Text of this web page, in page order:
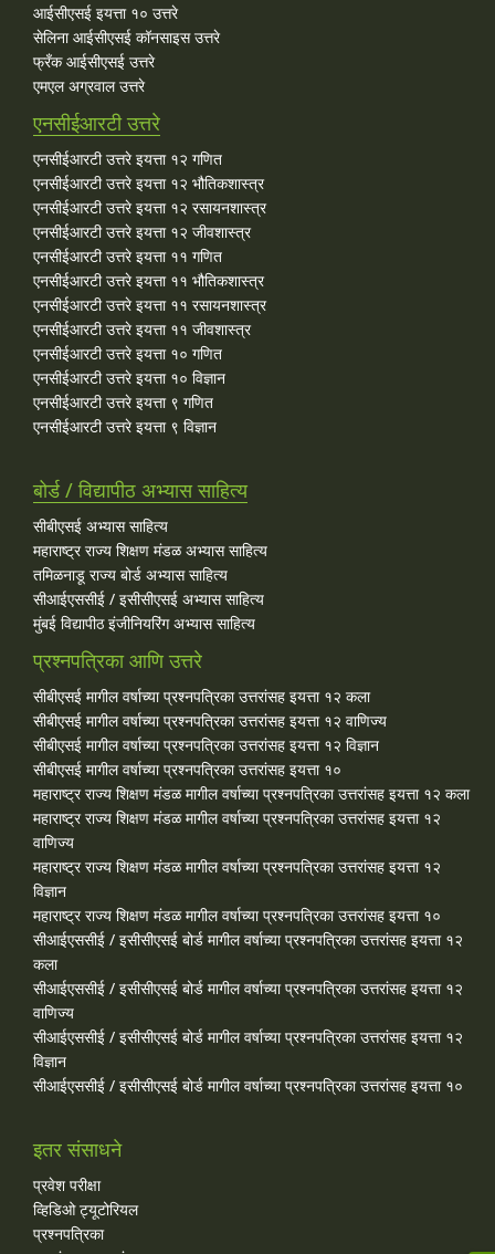
आईसीएसई इयत्ता १० उत्तरे
सेलिना आईसीएसई कॉनसाइस उत्तरे
फ्रँक आईसीएसई उत्तरे
एमएल अग्रवाल उत्तरे
एनसीईआरटी उत्तरे
एनसीईआरटी उत्तरे इयत्ता १२ गणित
एनसीईआरटी उत्तरे इयत्ता १२ भौतिकशास्त्र
एनसीईआरटी उत्तरे इयत्ता १२ रसायनशास्त्र
एनसीईआरटी उत्तरे इयत्ता १२ जीवशास्त्र
एनसीईआरटी उत्तरे इयत्ता ११ गणित
एनसीईआरटी उत्तरे इयत्ता ११ भौतिकशास्त्र
एनसीईआरटी उत्तरे इयत्ता ११ रसायनशास्त्र
एनसीईआरटी उत्तरे इयत्ता ११ जीवशास्त्र
एनसीईआरटी उत्तरे इयत्ता १० गणित
एनसीईआरटी उत्तरे इयत्ता १० विज्ञान
एनसीईआरटी उत्तरे इयत्ता ९ गणित
एनसीईआरटी उत्तरे इयत्ता ९ विज्ञान
बोर्ड / विद्यापीठ अभ्यास साहित्य
सीबीएसई अभ्यास साहित्य
महाराष्ट्र राज्य शिक्षण मंडळ अभ्यास साहित्य
तमिळनाडू राज्य बोर्ड अभ्यास साहित्य
सीआईएससीई / इसीसीएसई अभ्यास साहित्य
मुंबई विद्यापीठ इंजीनियरिंग अभ्यास साहित्य
प्रश्नपत्रिका आणि उत्तरे
सीबीएसई मागील वर्षाच्या प्रश्‍नपत्रिका उत्तरांसह इयत्ता १२ कला
सीबीएसई मागील वर्षाच्या प्रश्‍नपत्रिका उत्तरांसह इयत्ता १२ वाणिज्य
सीबीएसई मागील वर्षाच्या प्रश्‍नपत्रिका उत्तरांसह इयत्ता १२ विज्ञान
सीबीएसई मागील वर्षाच्या प्रश्‍नपत्रिका उत्तरांसह इयत्ता १०
महाराष्ट्र राज्य शिक्षण मंडळ मागील वर्षाच्या प्रश्‍नपत्रिका उत्तरांसह इयत्ता १२ कला
महाराष्ट्र राज्य शिक्षण मंडळ मागील वर्षाच्या प्रश्‍नपत्रिका उत्तरांसह इयत्ता १२
वाणिज्य
महाराष्ट्र राज्य शिक्षण मंडळ मागील वर्षाच्या प्रश्‍नपत्रिका उत्तरांसह इयत्ता १२
विज्ञान
महाराष्ट्र राज्य शिक्षण मंडळ मागील वर्षाच्या प्रश्‍नपत्रिका उत्तरांसह इयत्ता १०
सीआईएससीई / इसीसीएसई बोर्ड मागील वर्षाच्या प्रश्‍नपत्रिका उत्तरांसह इयत्ता १२
कला
सीआईएससीई / इसीसीएसई बोर्ड मागील वर्षाच्या प्रश्‍नपत्रिका उत्तरांसह इयत्ता १२
वाणिज्य
सीआईएससीई / इसीसीएसई बोर्ड मागील वर्षाच्या प्रश्‍नपत्रिका उत्तरांसह इयत्ता १२
विज्ञान
सीआईएससीई / इसीसीएसई बोर्ड मागील वर्षाच्या प्रश्‍नपत्रिका उत्तरांसह इयत्ता १०
इतर संसाधने
प्रवेश परीक्षा
व्हिडिओ ट्यूटोरियल
प्रश्नपत्रिका